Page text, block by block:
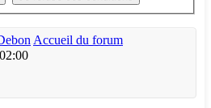
Accueil du forum